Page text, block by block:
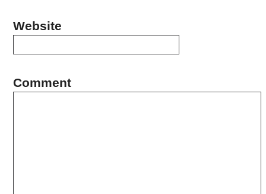
Website
Comment